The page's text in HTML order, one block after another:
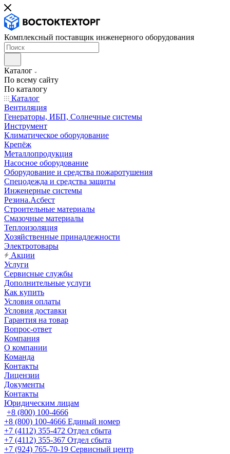
Комплексный поставщик инженерного оборудования
Каталог
По всему сайту
По каталогу
Каталог
Вентиляция
Генераторы, ИБП, Солнечные системы
Инструмент
Климатическое оборудование
Крепёж
Металлопродукция
Насосное оборудование
Оборудование и средства пожаротушения
Спецодежда и средства защиты
Инженерные системы
Резина.Асбест
Строительные материалы
Смазочные материалы
Теплоизоляция
Хозяйственные принадлежности
Электротовары
Акции
Услуги
Сервисные службы
Дополнительные услуги
Как купить
Условия оплаты
Условия доставки
Гарантия на товар
Вопрос-ответ
Компания
О компании
Команда
Контакты
Лицензии
Документы
Контакты
Юридическим лицам
+8 (800) 100-4666
+8 (800) 100-4666 Единый номер
+7 (4112) 355-472 Отдел сбыта
+7 (4112) 355-367 Отдел сбыта
+7 (924) 765-70-19 Сервисный центр